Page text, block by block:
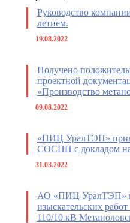
Руководство
летием.
19.08.2022
Получено
проектной
«Производство
09.08.2022
«ПИЦ УралТЭП»
СОСПП с докладом
31.03.2022
АО «ПИЦ УралТЭП»
изыскательских
110/10 кВ